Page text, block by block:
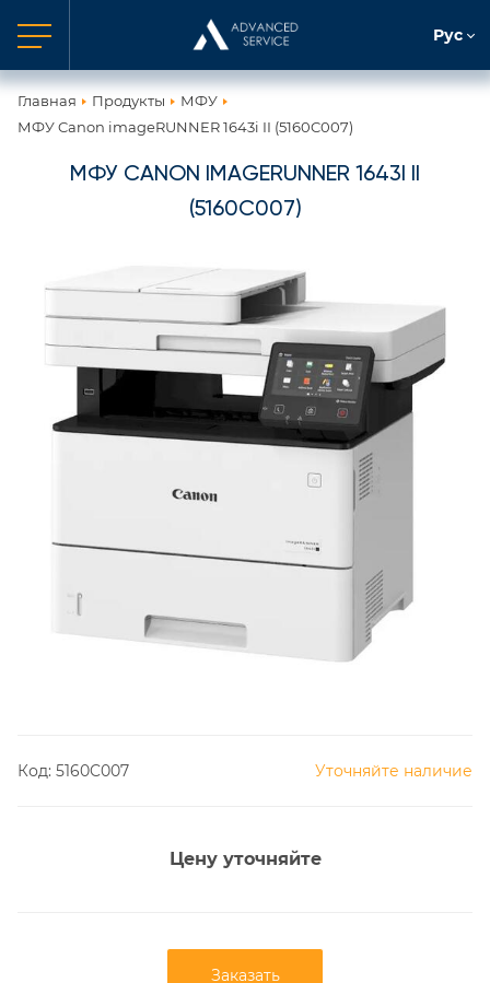
Рус
Главная Продукты
МФУ
МФУ Canon imageRUNNER 1643i II (5160C007)
МФУ CANON IMAGERUNNER 1643I II
(5160C007)
Код: 5160C007 Уточняйте наличие
Цену уточняйте
Заказать